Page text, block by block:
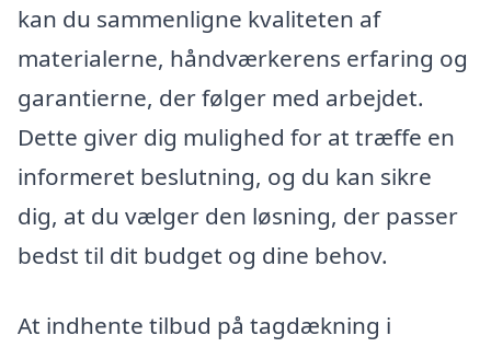
kan du sammenligne kvaliteten af
materialerne, håndværkerens erfaring og
garantierne, der følger med arbejdet.
Dette giver dig mulighed for at træffe en
informeret beslutning, og du kan sikre
dig, at du vælger den løsning, der passer
bedst til dit budget og dine behov.
At indhente tilbud på tagdækning i